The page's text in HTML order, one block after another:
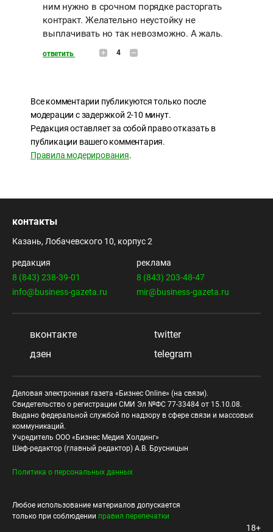
ним нужно в срочном порядке расторгать
контракт. Желательно неустойку не
выплачивать но так невозможно. А жаль.
ответить 4
Все комментарии публикуются только после
модерации с задержкой 2-10 минут.
Редакция оставляет за собой право отказать в
публикации вашего комментария.
Правила модерирования.
контакты
Казань, Лобачевского 10, корпус 2
редакция
8 (843) 238-39-01
info@business-gazeta.ru
реклама
8 (843) 203-48-47
mir@business-gazeta.ru
вконтакте
twitter
дзен
telegram
Деловая электронная газета «Бизнес Online» (на связи).
Свидетельство о регистрации СМИ Эл №ФС 77-33484 от 15.10.08.
Выдано федеральной службой по надзору в сфере связи и массовых
коммуникаций.
Учредитель ООО «Бизнес Медия Холдинг»
Шеф-редактор (главный редактор) А.В. Брусницын
Политика о персональных данных
Любое использование материалов допускается
только при соблюдении правил перепечатки
18+